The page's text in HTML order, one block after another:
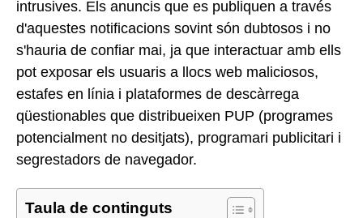
intrusives. Els anuncis que es publiquen a través
d'aquestes notificacions sovint són dubtosos i no
s'hauria de confiar mai, ja que interactuar amb ells
pot exposar els usuaris a llocs web maliciosos,
estafes en línia i plataformes de descàrrega
qüestionables que distribueixen PUP (programes
potencialment no desitjats), programari publicitari i
segrestadors de navegador.
Taula de continguts